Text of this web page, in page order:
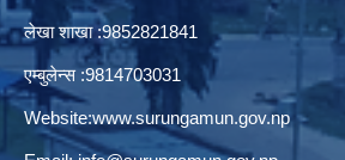
लेखा शाखा :9852821841
एम्बुलेन्स :9814703031
Website:www.surungamun.gov.np